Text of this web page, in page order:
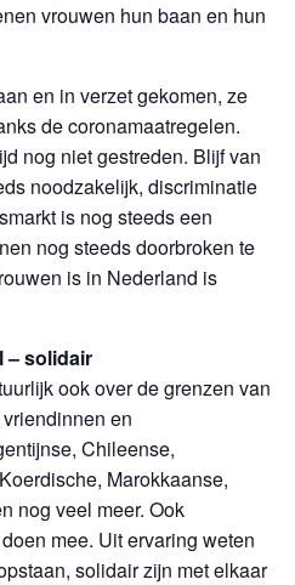
vrouwen hun baan en hun
en in verzet gekomen, ze
de coronamaatregelen.
nog niet gestreden. Blijf van
noodzakelijk, discriminatie
is nog steeds een
nog steeds doorbroken te
is in Nederland is
– solidair
ook over de grenzen van
en
Chileense,
Marokkaanse,
nog veel meer. Ook
mee. Uit ervaring weten
solidair zijn met elkaar